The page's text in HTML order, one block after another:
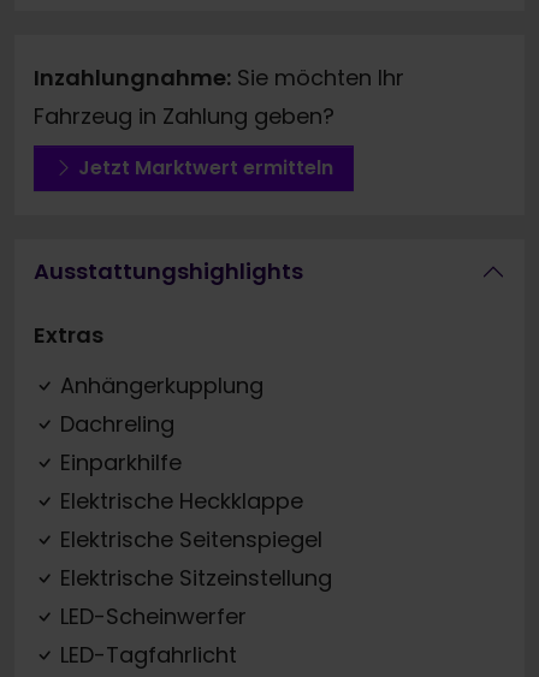
Inzahlungnahme: Sie möchten Ihr
Fahrzeug in Zahlung geben?
Jetzt Marktwert ermitteln
Ausstattungshighlights
Extras
Anhängerkupplung
Dachreling
Einparkhilfe
Elektrische Heckklappe
Elektrische Seitenspiegel
Elektrische Sitzeinstellung
LED-Scheinwerfer
LED-Tagfahrlicht